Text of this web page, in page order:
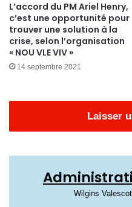
L’accord du PM Ariel Henry,
c’est une opportunité pour
trouver une solution à la
crise, selon l’organisation
« NOU VLE VIV »
14 septembre 2021
Laisser
Wilgins